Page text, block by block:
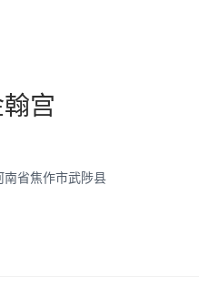
宫
南省焦作市武陟县